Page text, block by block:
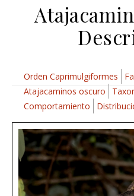
Orden Caprimulgiformes
Atajacaminos oscuro
Comportamiento